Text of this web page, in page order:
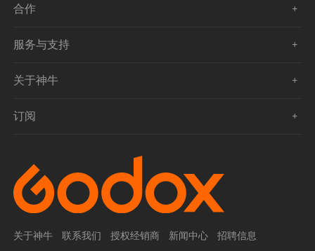
合作
服务与支持
关于神牛
订阅
关于神牛 联系我们 授权经销商 新闻中心 招聘信息